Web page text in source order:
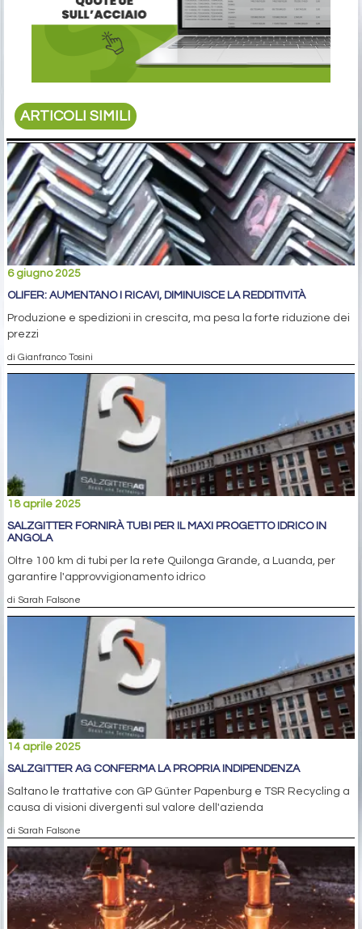
ARTICOLI SIMILI
6 giugno 2025
OLIFER: AUMENTANO I RICAVI, DIMINUISCE LA REDDITIVITÀ
Produzione e spedizioni in crescita, ma pesa la forte riduzione dei
prezzi
di Gianfranco Tosini
18 aprile 2025
SALZGITTER FORNIRÀ TUBI PER IL MAXI PROGETTO IDRICO IN
ANGOLA
Oltre 100 km di tubi per la rete Quilonga Grande, a Luanda, per
garantire l'approvvigionamento idrico
di Sarah Falsone
14 aprile 2025
SALZGITTER AG CONFERMA LA PROPRIA INDIPENDENZA
Saltano le trattative con GP Günter Papenburg e TSR Recycling a
causa di visioni divergenti sul valore dell'azienda
di Sarah Falsone